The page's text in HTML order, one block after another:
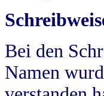
Bei den
Namen